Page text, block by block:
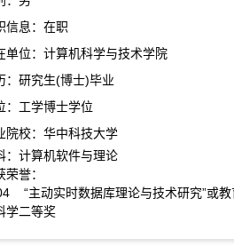
信息：在职
单位：计算机科学与技术学院
：研究生(博士)毕业
：工学博士学位
院校：华中科技大学
：计算机软件与理论
荣誉：
“主动实时数据库理论与技术研究”或教
学二等奖